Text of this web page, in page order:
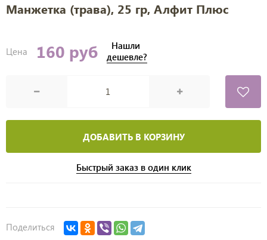
Манжетка (трава), 25 гр, Алфит Плюс
Цена 160 руб
Нашли
дешевле?
ДОБАВИТЬ В КОРЗИНУ
Быстрый заказ в один клик
Поделиться